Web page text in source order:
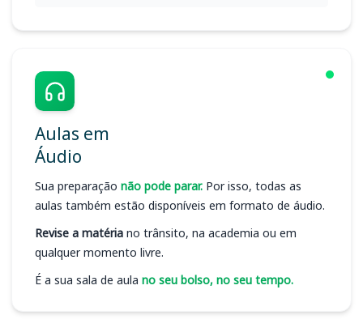
Aulas em
Áudio
Sua preparação não pode parar. Por isso, todas as
aulas também estão disponíveis em formato de áudio.
Revise a matéria no trânsito, na academia ou em
qualquer momento livre.
É a sua sala de aula no seu bolso, no seu tempo.